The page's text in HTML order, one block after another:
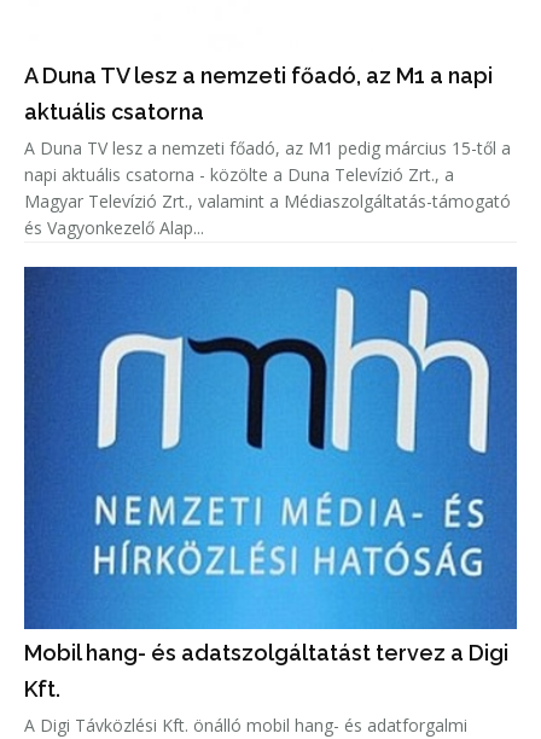
A Duna TV lesz a nemzeti főadó, az M1 a napi
aktuális csatorna
A Duna TV lesz a nemzeti főadó, az M1 pedig március 15-től a
napi aktuális csatorna - közölte a Duna Televízió Zrt., a
Magyar Televízió Zrt., valamint a Médiaszolgáltatás-támogató
és Vagyonkezelő Alap...
Mobil hang- és adatszolgáltatást tervez a Digi
Kft.
A Digi Távközlési Kft. önálló mobil hang- és adatforgalmi